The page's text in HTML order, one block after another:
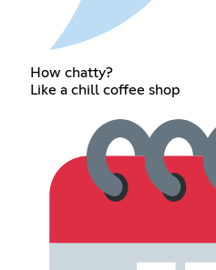
How chatty?
Like a chill coffee shop